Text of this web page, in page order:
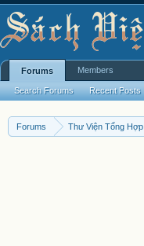
Forums Thư Viện Tổng Hợp
Forums
Search Forums Recent Posts
Members